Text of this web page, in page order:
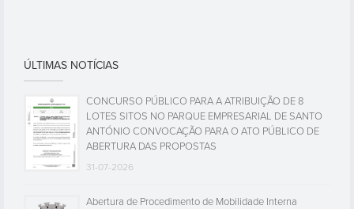
ÚLTIMAS NOTÍCIAS
CONCURSO PÚBLICO PARA A ATRIBUIÇÃO DE 8
LOTES SITOS NO PARQUE EMPRESARIAL DE SANTO
ANTÓNIO CONVOCAÇÃO PARA O ATO PÚBLICO DE
ABERTURA DAS PROPOSTAS
31-07-2026
Abertura de Procedimento de Mobilidade Interna